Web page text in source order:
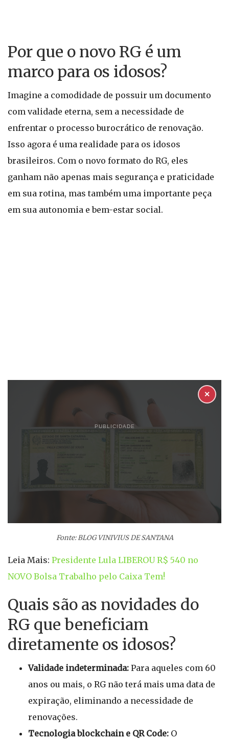
Por que o novo RG é um
marco para os idosos?
Imagine a comodidade de possuir um documento
com validade eterna, sem a necessidade de
enfrentar o processo burocrático de renovação.
Isso agora é uma realidade para os idosos
brasileiros. Com o novo formato do RG, eles
ganham não apenas mais segurança e praticidade
em sua rotina, mas também uma importante peça
em sua autonomia e bem-estar social.
PUBLICIDADE
✕
Fonte: BLOG VINIVIUS DE SANTANA
Leia Mais: Presidente Lula LIBEROU R$ 540 no
NOVO Bolsa Trabalho pelo Caixa Tem!
Quais são as novidades do
RG que beneficiam
diretamente os idosos?
Validade indeterminada: Para aqueles com 60
anos ou mais, o RG não terá mais uma data de
expiração, eliminando a necessidade de
renovações.
Tecnologia blockchain e QR Code: O